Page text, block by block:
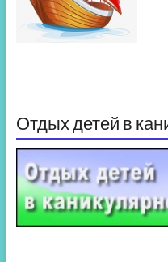
Отдых детей в